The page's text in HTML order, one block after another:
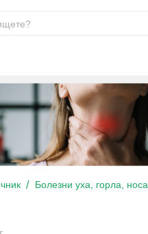
Болезни уха, горла, носа